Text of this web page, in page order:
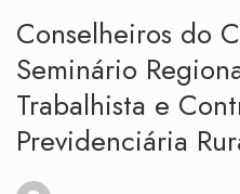
Conselheiros do
Seminário
Trabalhista e
Previdenciária